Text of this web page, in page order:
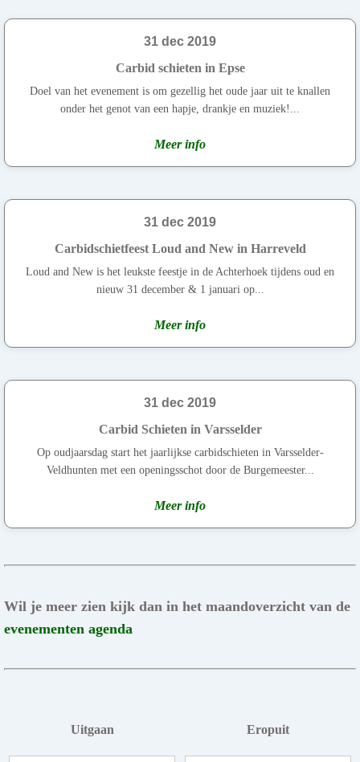
31 dec 2019
Carbid schieten in Epse
Doel van het evenement is om gezellig het oude jaar uit te knallen
onder het genot van een hapje, drankje en muziek!...
Meer info
31 dec 2019
Carbidschietfeest Loud and New in Harreveld
Loud and New is het leukste feestje in de Achterhoek tijdens oud en
nieuw 31 december & 1 januari op...
Meer info
31 dec 2019
Carbid Schieten in Varsselder
Op oudjaarsdag start het jaarlijkse carbidschieten in Varsselder-
Veldhunten met een openingsschot door de Burgemeester...
Meer info
Wil je meer zien kijk dan in het maandoverzicht van de
evenementen agenda
Uitgaan Eropuit